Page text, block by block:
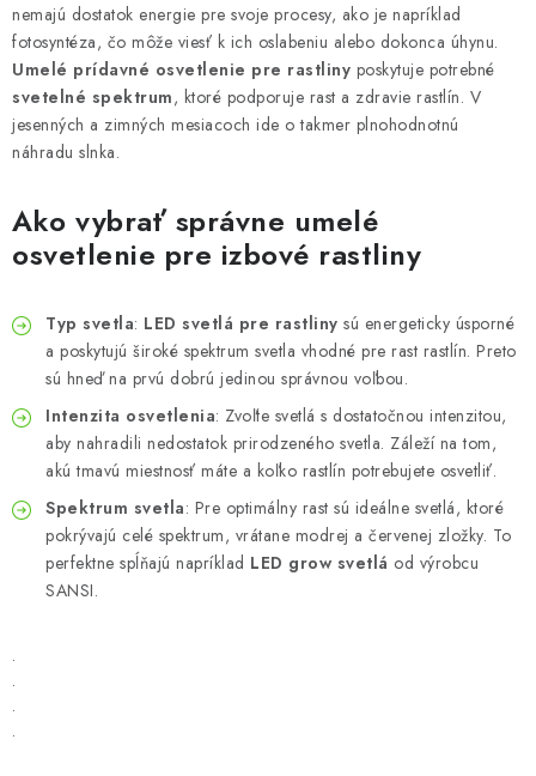
nemajú dostatok energie pre svoje procesy, ako je napríklad
fotosyntéza, čo môže viesť k ich oslabeniu alebo dokonca úhynu.
Umelé prídavné osvetlenie pre rastliny poskytuje potrebné
svetelné spektrum, ktoré podporuje rast a zdravie rastlín. V
jesenných a zimných mesiacoch ide o takmer plnohodnotnú
náhradu slnka.
Ako vybrať správne umelé
osvetlenie pre izbové rastliny
Typ svetla: LED svetlá pre rastliny sú energeticky úsporné
a poskytujú široké spektrum svetla vhodné pre rast rastlín. Preto
sú hneď na prvú dobrú jedinou správnou voľbou.
Intenzita osvetlenia: Zvoľte svetlá s dostatočnou intenzitou,
aby nahradili nedostatok prirodzeného svetla. Záleží na tom,
akú tmavú miestnosť máte a koľko rastlín potrebujete osvetliť.
Spektrum svetla: Pre optimálny rast sú ideálne svetlá, ktoré
pokrývajú celé spektrum, vrátane modrej a červenej zložky. To
perfektne spĺňajú napríklad LED grow svetlá od výrobcu
SANSI.
.
.
.
.